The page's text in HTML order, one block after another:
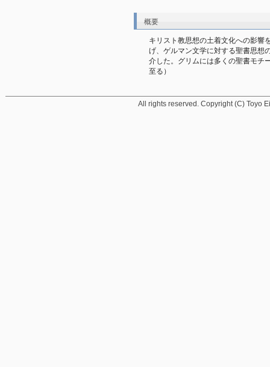
概要
キリスト教思想の土着文化への影響
げ、ゲルマン文学に対する聖書思想
介した。グリムには多くの聖書モチ
至る）